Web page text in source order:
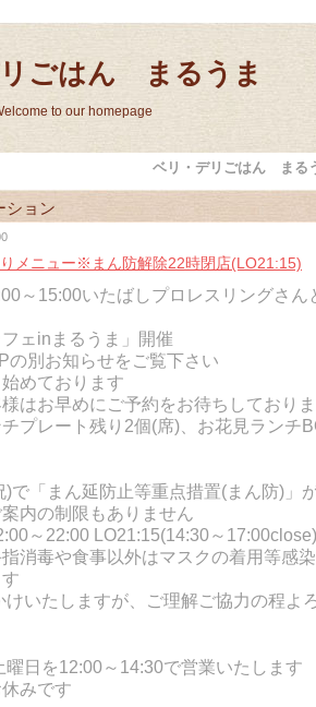
ごはん まるうま
to our homepage
ベリ・デリごはん まる
ション
メニュー※まん防解除22時閉店(LO21:15)
～15:00いたばしプロレスリングさん
フェinまるうま」開催
の別お知らせをご覧下さい
めております
はお早めにご予約をお待ちしており
プレート残り2個(席)、お花見ランチ
で「まん延防止等重点措置(まん防)」
内の制限もありません
～22:00 LO21:15(14:30～
消毒や食事以外はマスクの着用等感
けいたしますが、ご理解ご協力の程よ
曜日を12:00～14:30で営業いたします
みです